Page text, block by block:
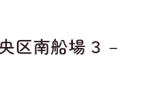
南船場３－